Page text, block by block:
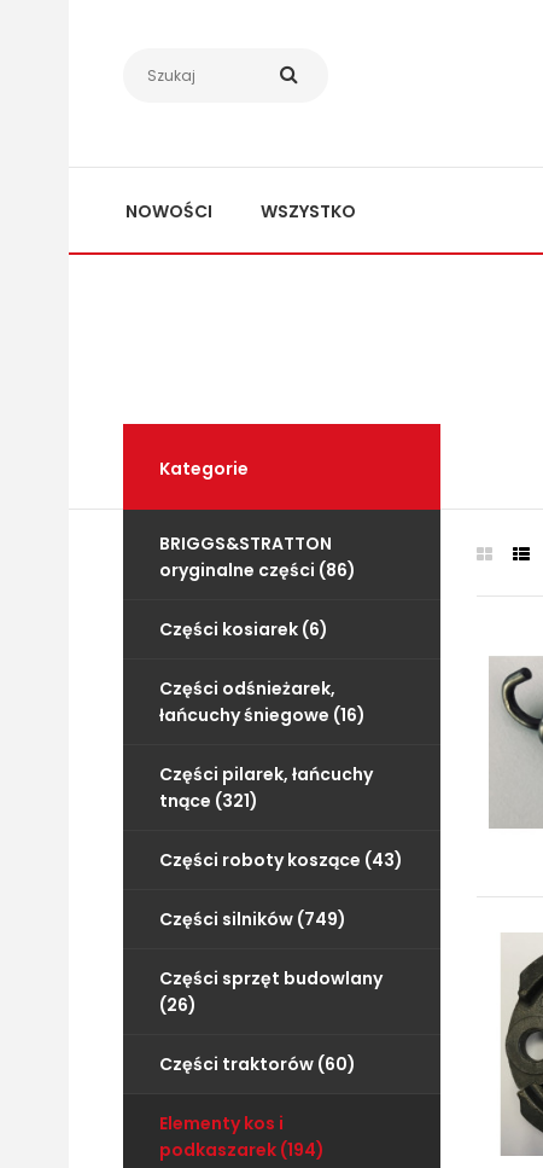
NOWOŚCI WSZYSTKO
Kategorie
BRIGGS&STRATTON
oryginalne części (86)
Części kosiarek (6)
Części odśnieżarek,
łańcuchy śniegowe (16)
Części pilarek, łańcuchy
tnące (321)
Części roboty koszące (43)
Części silników (749)
Części sprzęt budowlany
(26)
Części traktorów (60)
Elementy kos i
podkaszarek (194)